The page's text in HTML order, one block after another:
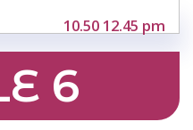
10.50 12.45 pm
6